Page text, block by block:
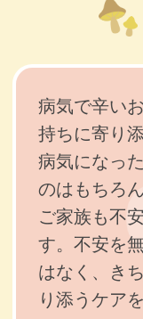
病気で辛い
持ちに寄り
病気になっ
のはもちろ
ご家族も不
す。不安を
はなく、き
り添うケア